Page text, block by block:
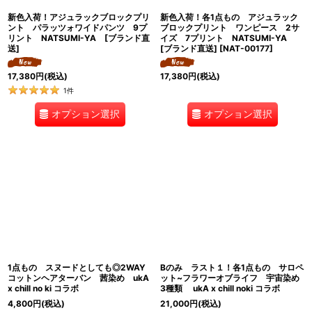
新色入荷！アジュラックブロックプリ
ント パラッツォワイドパンツ 9プ
リント NATSUMI-YA [ブランド直
送]
17,380円(税込)
1件
オプション選択
新色入荷！各1点もの アジュラック
ブロックプリント ワンピース 2サ
イズ 7プリント NATSUMI-YA
[ブランド直送] [NAT-00177]
17,380円(税込)
オプション選択
1点もの スヌードとしても◎2WAY
コットンヘアターバン 茜染め ukA
x chill no ki コラボ
4,800円(税込)
Bのみ ラスト１！各1点もの サロペ
ット~フラワーオブライフ 宇宙染め
3種類 ukA x chill noki コラボ
21,000円(税込)